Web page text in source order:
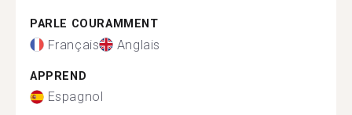
PARLE COURAMMENT
Français Anglais
APPREND
Espagnol